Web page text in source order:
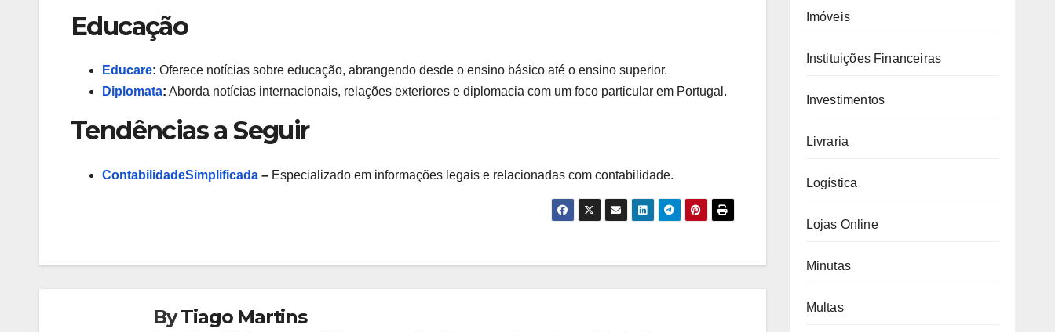
Educação
Educare: Oferece notícias sobre educação, abrangendo desde o ensino básico até o ensino superior.
Diplomata: Aborda notícias internacionais, relações exteriores e diplomacia com um foco particular em Portugal.
Tendências a Seguir
ContabilidadeSimplificada – Especializado em informações legais e relacionadas com contabilidade.
ByTiago Martins
Imóveis
Instituições Financeiras
Investimentos
Livraria
Logística
Lojas Online
Minutas
Multas